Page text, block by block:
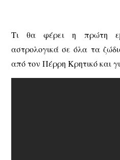
Τι θα φέρει η πρώτη
αστρολογικά σε όλα τα
από τον Πέρρη Κρητικό και